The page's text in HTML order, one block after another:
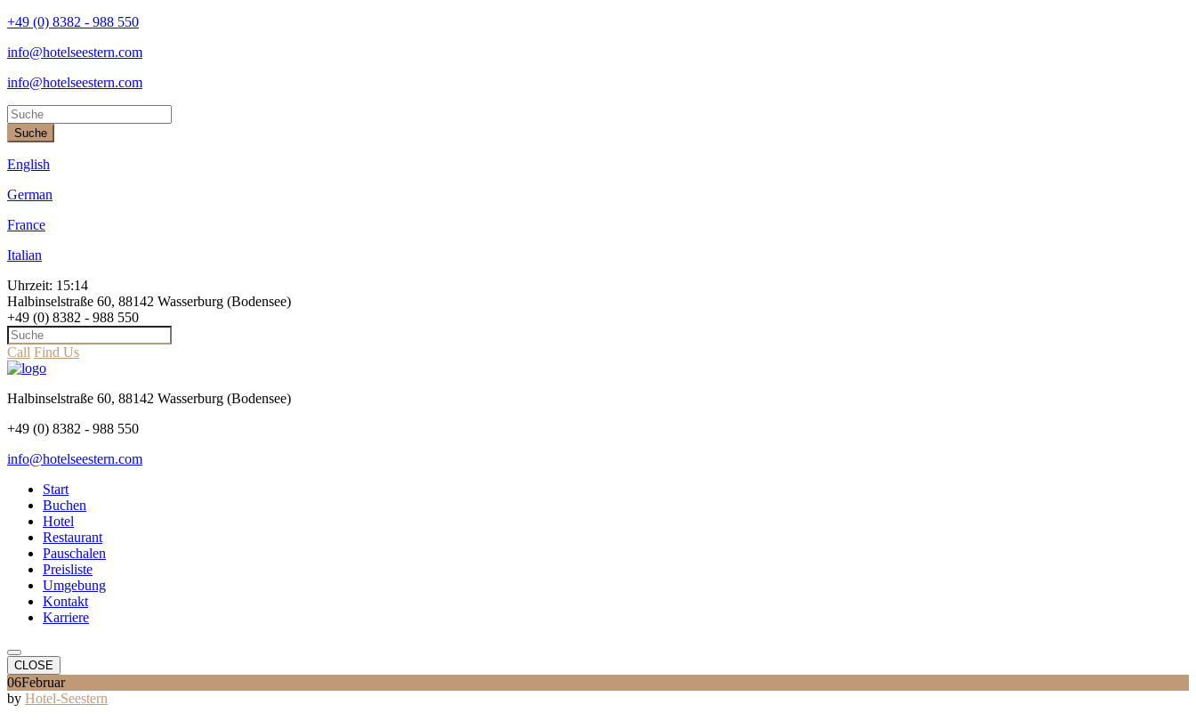
+49 (0) 8382 - 988 550
info@hotelseestern.com
info@hotelseestern.com
Suche
English
German
France
Italian
Uhrzeit: 15:14
Halbinselstraße 60, 88142 Wasserburg (Bodensee)
+49 (0) 8382 - 988 550
Call Find Us
Halbinselstraße 60, 88142 Wasserburg (Bodensee)
+49 (0) 8382 - 988 550
info@hotelseestern.com
Start
Buchen
Hotel
Restaurant
Pauschalen
Preisliste
Umgebung
Kontakt
Karriere
CLOSE
06Februar
by Hotel-Seestern